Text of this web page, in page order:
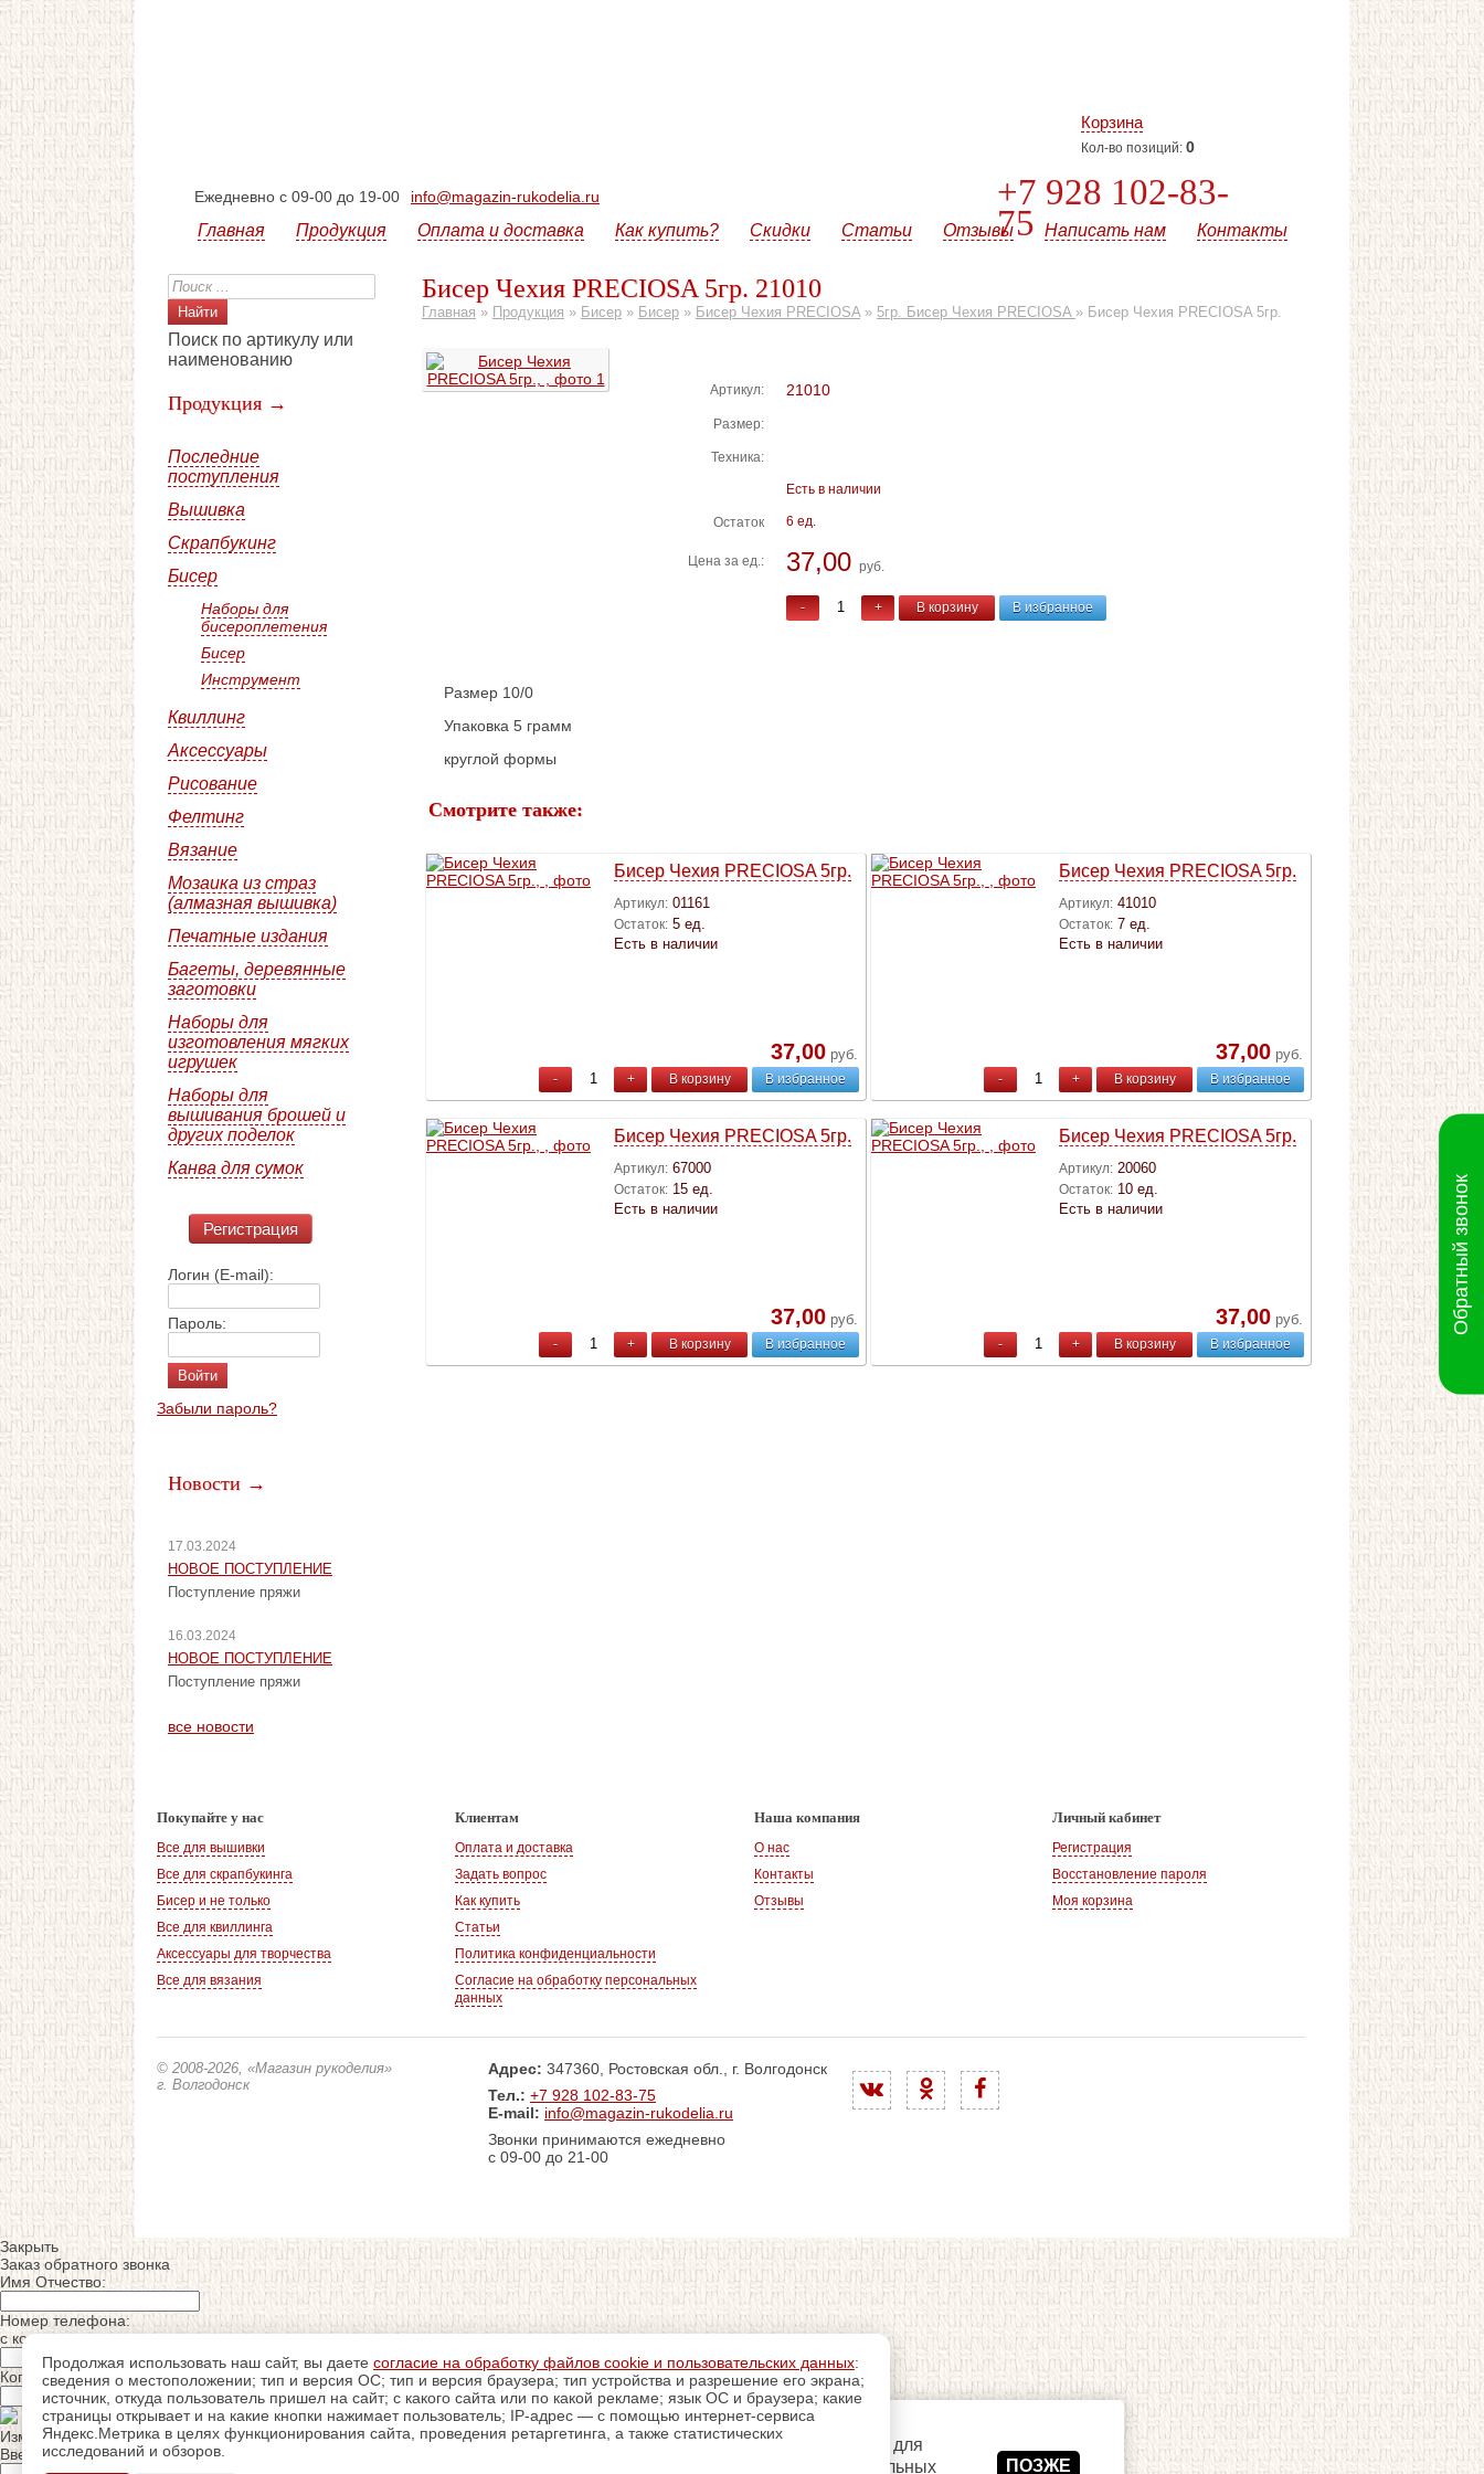
Корзина
Кол-во позиций: 0
+7 928 102-83-
75
Ежедневно с 09-00 до 19-00 info@magazin-rukodelia.ru
Главная Продукция Оплата и доставка Как купить? Скидки Статьи Отзывы Написать нам Контакты
Поиск по артикулу или
наименованию
Продукция →
Последние
поступления
Вышивка
Скрапбукинг
Бисер
Наборы для
бисероплетения
Бисер
Инструмент
Квиллинг
Аксессуары
Рисование
Фелтинг
Вязание
Мозаика из страз
(алмазная вышивка)
Печатные издания
Багеты, деревянные
заготовки
Наборы для
изготовления мягких
игрушек
Наборы для
вышивания брошей и
других поделок
Канва для сумок
Регистрация
Логин (E-mail):
Пароль:
Забыли пароль?
Новости →
17.03.2024
НОВОЕ ПОСТУПЛЕНИЕ
Поступление пряжи
16.03.2024
НОВОЕ ПОСТУПЛЕНИЕ
Поступление пряжи
все новости
Бисер Чехия PRECIOSA 5гр. 21010
Главная » Продукция » Бисер » Бисер » Бисер Чехия PRECIOSA» 5гр. Бисер Чехия PRECIOSA » Бисер Чехия PRECIOSA 5гр.
Артикул: 21010
Размер:
Техника:
Есть в наличии
Остаток 6 ед.
Цена за ед.: 37,00 руб.
- + В корзину В избранное
Размер 10/0
Упаковка 5 грамм
круглой формы
Смотрите также:
Бисер Чехия PRECIOSA 5гр.
Артикул: 01161
Остаток: 5 ед.
Есть в наличии
37,00 руб.
- + В корзину В избранное
Бисер Чехия PRECIOSA 5гр.
Артикул: 41010
Остаток: 7 ед.
Есть в наличии
37,00 руб.
- + В корзину В избранное
Бисер Чехия PRECIOSA 5гр.
Артикул: 67000
Остаток: 15 ед.
Есть в наличии
37,00 руб.
- + В корзину В избранное
Бисер Чехия PRECIOSA 5гр.
Артикул: 20060
Остаток: 10 ед.
Есть в наличии
37,00 руб.
- + В корзину В избранное
Покупайте у нас
Все для вышивки
Все для скрапбукинга
Бисер и не только
Все для квиллинга
Аксессуары для творчества
Все для вязания
Клиентам
Оплата и доставка
Задать вопрос
Как купить
Статьи
Политика конфиденциальности
Согласие на обработку персональных
данных
Наша компания
О нас
Контакты
Отзывы
Личный кабинет
Регистрация
Восстановление пароля
Моя корзина
© 2008-2026, «Магазин рукоделия»
г. Волгодонск
Адрес: 347360, Ростовская обл., г. Волгодонск
Тел.: +7 928 102-83-75
E-mail: info@magazin-rukodelia.ru
Звонки принимаются ежедневно
с 09-00 до 21-00
Обратный звонок
Продолжая использовать наш сайт, вы даете согласие на обработку файлов cookie и пользовательских данных:
сведения о местоположении; тип и версия ОС; тип и версия браузера; тип устройства и разрешение его экрана;
источник, откуда пользователь пришел на сайт; с какого сайта или по какой рекламе; язык ОС и браузера; какие
страницы открывает и на какие кнопки нажимает пользователь; IP-адрес — с помощью интернет-сервиса
Яндекс.Метрика в целях функционирования сайта, проведения ретаргетинга, а также статистических
исследований и обзоров.
Закрыть
Заказ обратного звонка
Имя Отчество:
Номер телефона:
с кодом города
Когда позвонить?
Изменить число
Введите текст с картинки:
Пройдитерегистрацию
для
использования дополнительных
ПОЗЖЕ